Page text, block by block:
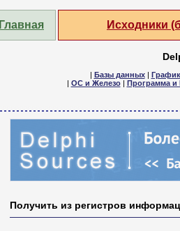
Главная Исходники
| Базы данных|
| ОС и Железо| Программа и
Получить из регистров